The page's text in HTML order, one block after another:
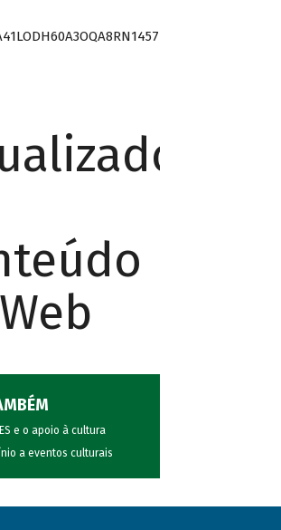
e o apoio à cultura
a eventos culturais